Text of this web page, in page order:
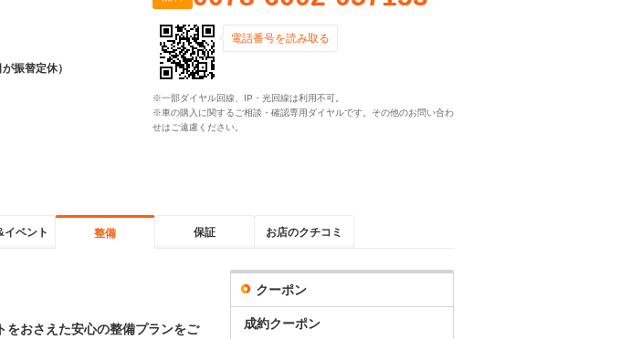
振替定休）
電話番号を読み取る
※一部ダイヤル回線、IP・光回線は利用不可。
※車の購入に関するご相談・確認専用ダイヤルです。その他のお問い合わ
せはご遠慮ください。
イベント 整備 保証 お店のクチコミ
をおさえた安心の整備プランをご
クーポン
成約クーポン